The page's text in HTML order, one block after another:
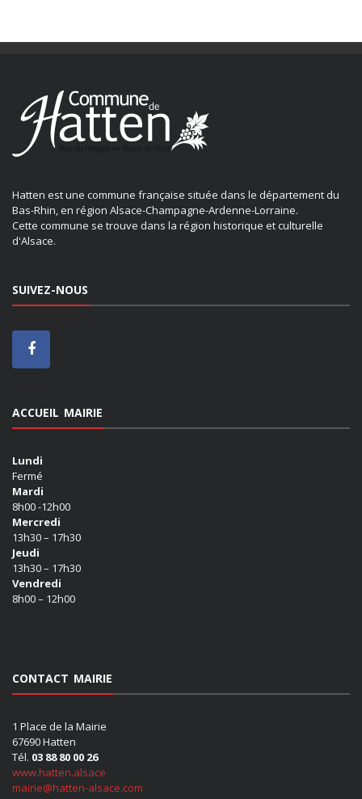
Hatten est une commune française située dans le département du
Bas-Rhin, en région Alsace-Champagne-Ardenne-Lorraine.
Cette commune se trouve dans la région historique et culturelle
d'Alsace.
SUIVEZ-NOUS
ACCUEIL MAIRIE
Lundi
Fermé
Mardi
8h00 -12h00
Mercredi
13h30 – 17h30
Jeudi
13h30 – 17h30
Vendredi
8h00 – 12h00
CONTACT MAIRIE
1 Place de la Mairie
67690 Hatten
Tél. 03 88 80 00 26
www.hatten.alsace
mairie@hatten-alsace.com